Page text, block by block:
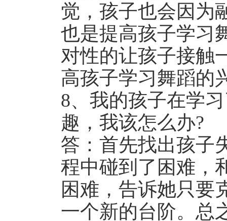
觉，孩子也会因为
也是提高孩子学习
对性的让孩子接触
高孩子学习舞蹈的
8、我的孩子在学
趣，我该怎么办?
答：首先找出孩子
程中碰到了困难，
困难，告诉她只要
一个新的台阶。总